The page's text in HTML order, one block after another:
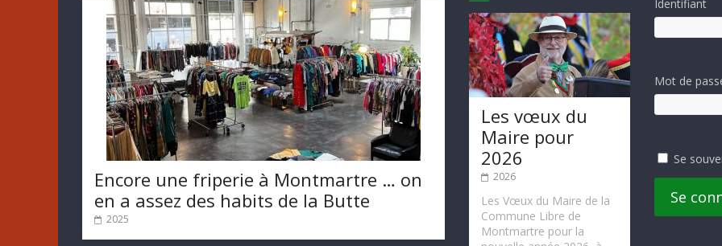
Encore une friperie à Montmartre … on
en a assez des habits de la Butte
2025
Les vœux du
Maire pour
2026
2026
Les Vœux du Maire de la
Commune Libre de
Montmartre pour la
Identifiant
Mot de
Se
Se